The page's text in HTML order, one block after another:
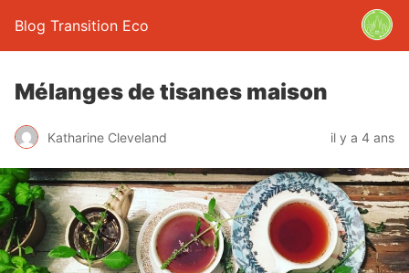
Blog Transition Eco
Mélanges de tisanes maison
Katharine Cleveland il y a 4 ans